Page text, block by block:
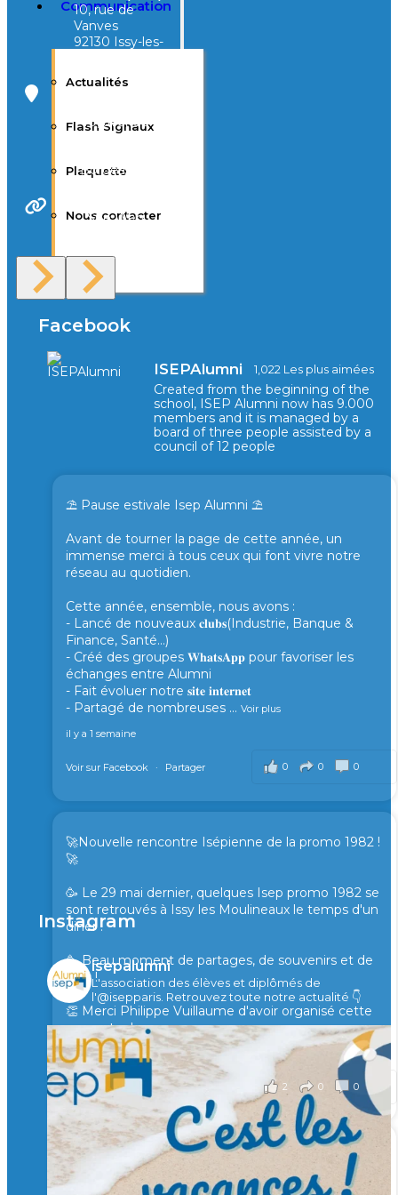
Communication
Actualités
Flash Signaux
Plaquette
Nous contacter
F.A.Q
10, rue de
Vanves
92130 Issy-les-
40, avenue
d’Eysines
Bordeaux
Site Web
Facebook
ISEPAlumni 1,022 Les plus aimées
Created from the beginning of the
school, ISEP Alumni now has 9.000
members and it is managed by a
board of three people assisted by a
council of 12 people
⛱️ Pause estivale Isep Alumni ⛱️
Avant de tourner la page de cette année, un
immense merci à tous ceux qui font vivre notre
réseau au quotidien.
Cette année, ensemble, nous avons :
- Lancé de nouveaux 𝐜𝐥𝐮𝐛𝐬(Industrie, Banque &
Finance, Santé...)
- Créé des groupes 𝐖𝐡𝐚𝐭𝐬𝐀𝐩𝐩 pour favoriser les
échanges entre Alumni
- Fait évoluer notre 𝐬𝐢𝐭𝐞 𝐢𝐧𝐭𝐞𝐫𝐧𝐞𝐭
- Partagé de nombreuses ... Voir plus
il y a 1 semaine
0 0 0
Voir sur Facebook · Partager
🚀Nouvelle rencontre Isépienne de la promo 1982 !
🚀
🥳 Le 29 mai dernier, quelques Isep promo 1982 se
sont retrouvés à Issy les Moulineaux le temps d'un
diner !
🥳 Beau moment de partages, de souvenirs et de
rires !
👏 Merci Philippe Vuillaume d'avoir organisé cette
rencontre !
il y a 2 mois
2 0 0
Voir sur Facebook · Partager
🙏 Soutenez l’Isep via la taxe d’apprentissage 2026
et contribuons ensemble à former les générations
d’ingénieurs de demain. 🙏
Instagram
isepalumni
L'association des élèves et diplômés de
l'@isepparis. Retrouvez toute notre actualité 👇